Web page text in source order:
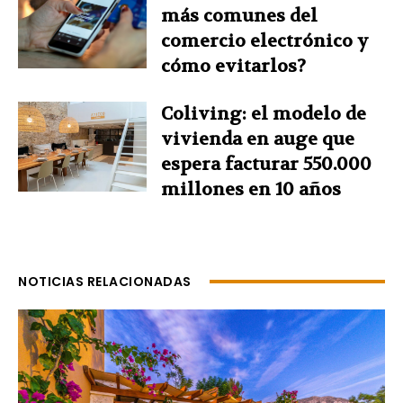
más comunes del
comercio electrónico y
cómo evitarlos?
Coliving: el modelo de
vivienda en auge que
espera facturar 550.000
millones en 10 años
NOTICIAS RELACIONADAS